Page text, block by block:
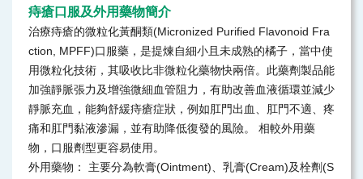
痔瘡口服及外用藥物簡介
治療痔瘡的微粒化黃酮類(Micronized Purified Flavonoid Fra
ction, MPFF)口服藥，是提煉自細小且未成熟的橘子，當中使
用微粒化技術，其吸收比非微粒化藥物快兩倍。此藥劑製品能
加強靜脈張力及增強微細血管阻力，有助改善血液循環並減少
靜脈充血，能夠舒緩痔瘡症狀，例如肛門出血、肛門不適、疼
痛和肛門黏液滲漏，並有助降低復發的風險。 相較外用藥
物，口服劑型更容易使用。
外用藥物： 主要分為軟膏(Ointment)、乳膏(Cream)及栓劑(S